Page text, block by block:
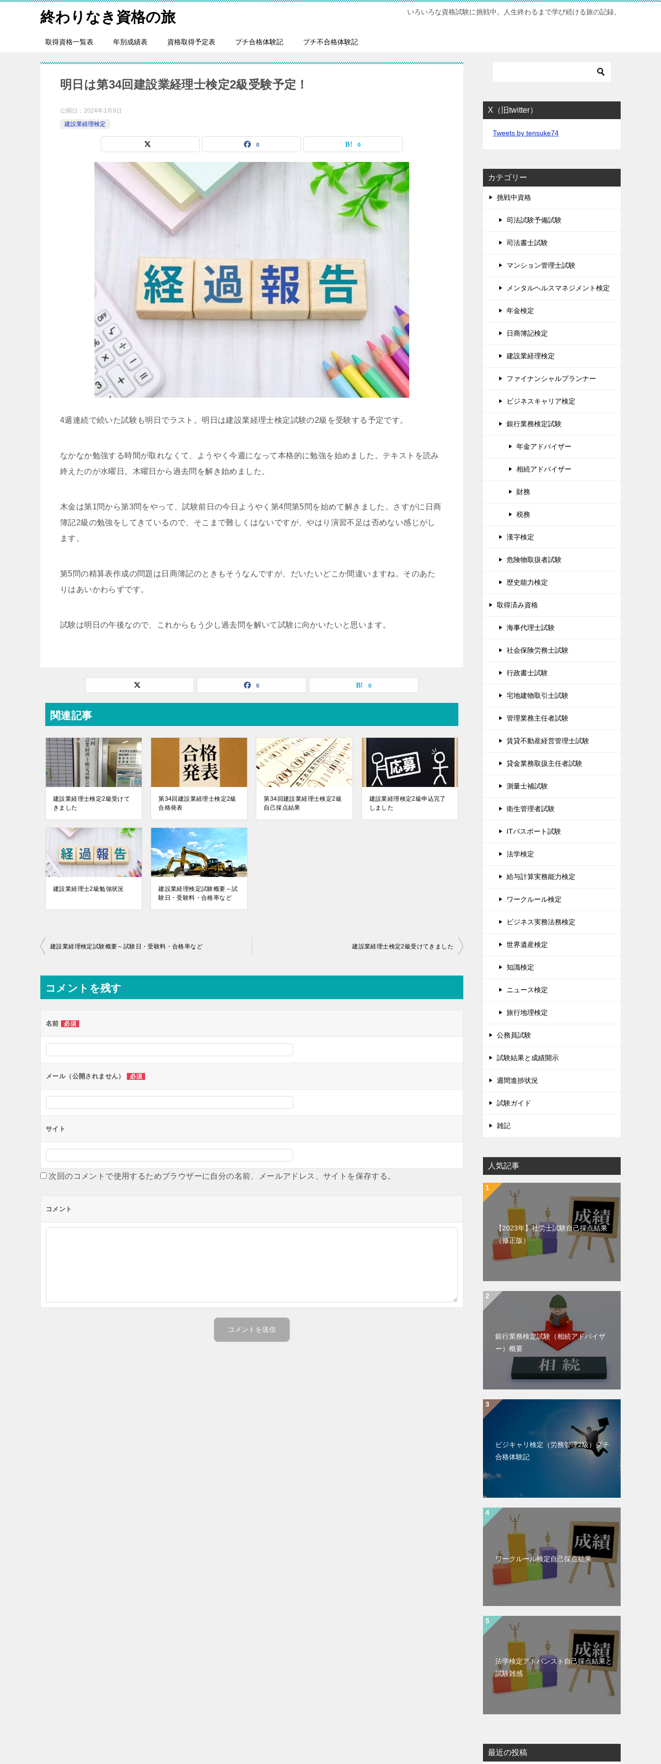
終わりなき資格の旅 いろいろな資格試験に挑戦中。人生終わるまで学び続ける旅の記録。
取得資格一覧表 年別成績表 資格取得予定表 プチ合格体験記 プチ不合格体験記
明日は第34回建設業経理士検定2級受験予定！
公開日： 2024年3月9日
建設業経理検定
0 0
4週連続で続いた試験も明日でラスト。明日は建設業経理士検定試験の2級を受験する予定です。
なかなか勉強する時間が取れなくて、ようやく今週になって本格的に勉強を始めました。テキストを読み
終えたのが水曜日。木曜日から過去問を解き始めました。
木金は第1問から第3問をやって、試験前日の今日ようやく第4問第5問を始めて解きました。さすがに日商
簿記2級の勉強をしてきているので、そこまで難しくはないですが、やはり演習不足は否めない感じがし
ます。
第5問の精算表作成の問題は日商簿記のときもそうなんですが、だいたいどこか間違いますね。そのあた
りはあいかわらずです。
試験は明日の午後なので、これからもう少し過去問を解いて試験に向かいたいと思います。
0 0
関連記事
建設業経理士検定2級受けて
きました
第34回建設業経理士検定2級
合格発表
第34回建設業経理士検定2級
自己採点結果
建設業経理検定2級申込完了
しました
建設業経理士2級勉強状況
建設業経理検定試験概要～試
験日・受験料・合格率など
投
ナ
ビ
ー
ョ
ン
建設業経理検定試験概要～試験日・受験料・合格率など 建設業経理士検定2級受けてきました
コメントを残す
名前 必須
メール（公開されません） 必須
サイト
次回のコメントで使用するためブラウザーに自分の名前、メールアドレス、サイトを保存する。
コメント
X（旧twitter）
Tweets by tensuke74
カテゴリー
挑戦中資格
司法試験予備試験
司法書士試験
マンション管理士試験
メンタルヘルスマネジメント検定
年金検定
日商簿記検定
建設業経理検定
ファイナンシャルプランナー
ビジネスキャリア検定
銀行業務検定試験
年金アドバイザー
相続アドバイザー
財務
税務
漢字検定
危険物取扱者試験
歴史能力検定
取得済み資格
海事代理士試験
社会保険労務士試験
行政書士試験
宅地建物取引士試験
管理業務主任者試験
賃貸不動産経営管理士試験
貸金業務取扱主任者試験
測量士補試験
衛生管理者試験
ITパスポート試験
法学検定
給与計算実務能力検定
ワークルール検定
ビジネス実務法務検定
世界遺産検定
知識検定
ニュース検定
旅行地理検定
公務員試験
試験結果と成績開示
週間進捗状況
試験ガイド
雑記
人気記事
【2023年】社労士試験自己採点結果
（修正版）
銀行業務検定試験（相続アドバイザ
ー）概要
ビジキャリ検定（労務管理2級）プチ
合格体験記
ワークルール検定自己採点結果
法学検定アドバンスト自己採点結果と
試験雑感
最近の投稿